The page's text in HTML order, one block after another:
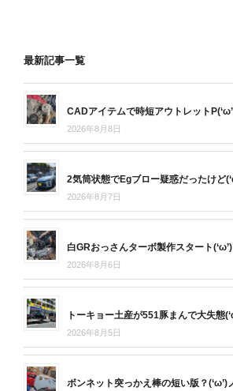
最新記事一覧
CADアイテムで時短アウトレット
2026年8月8日
2気筒状態でEgブロー疑惑だったけど
2026年8月7日
白GRおっさんターボ製作スタート(‘ω’)
2026年8月6日
トーキョー土産が551豚まんで大失態
2026年8月5日
ボンネット突っかえ棒の短い版？(‘ω’)